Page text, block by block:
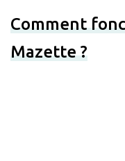
Comment
Mazette ?